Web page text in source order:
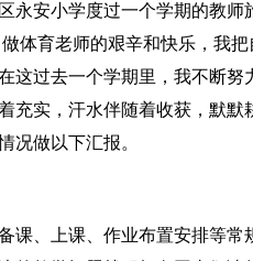
永安小学度过一个学期的教师
体育老师的艰辛和快乐，我
这过去一个学期里，我不断努
充实，汗水伴随着收获，默默
况做以下汇报。
课、上课、作业布置安排等常